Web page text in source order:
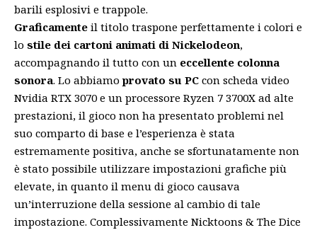
barili esplosivi e trappole.
Graficamente il titolo traspone perfettamente i colori e
lo stile dei cartoni animati di Nickelodeon,
accompagnando il tutto con un eccellente colonna
sonora. Lo abbiamoprovato su PC con scheda video
Nvidia RTX 3070 e un processore Ryzen 7 3700X ad alte
prestazioni, il gioco non ha presentato problemi nel
suo comparto di base e l’esperienza è stata
estremamente positiva, anche se sfortunatamente non
è stato possibile utilizzare impostazioni grafiche più
elevate, in quanto il menu di gioco causava
un’interruzione della sessione al cambio di tale
impostazione. Complessivamente Nicktoons & The Dice